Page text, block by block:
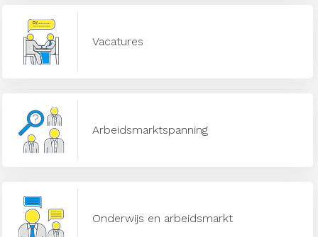
Vacatures
Arbeidsmarktspanning
Onderwijs en arbeidsmarkt